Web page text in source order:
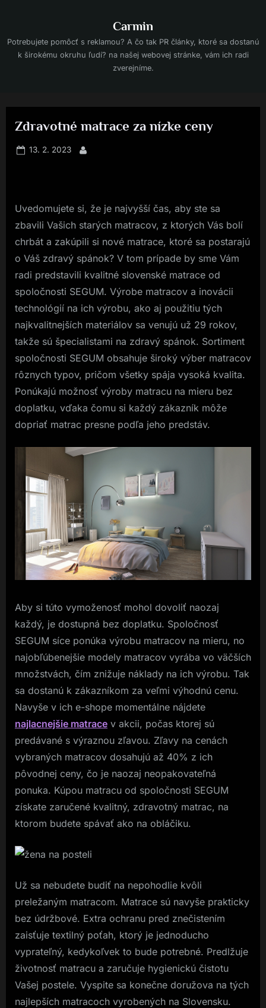
content
Carmin
Potrebujete pomôcť s reklamou? A čo tak PR články, ktoré sa dostanú
k širokému okruhu ľudí? na našej webovej stránke, vám ich radi
zverejníme.
Zdravotné matrace za nízke ceny
Posted
13. 2. 2023
Uvedomujete si, že je najvyšší čas, aby ste sa
zbavili Vašich starých matracov, z ktorých Vás bolí
chrbát a zakúpili si nové matrace, ktoré sa postarajú
o Váš zdravý spánok? V tom prípade by sme Vám
radi predstavili kvalitné slovenské matrace od
spoločnosti SEGUM. Výrobe matracov a inovácii
technológií na ich výrobu, ako aj použitiu tých
najkvalitnejších materiálov sa venujú už 29 rokov,
takže sú špecialistami na zdravý spánok. Sortiment
spoločnosti SEGUM obsahuje široký výber matracov
rôznych typov, pričom všetky spája vysoká kvalita.
Ponúkajú možnosť výroby matracu na mieru bez
doplatku, vďaka čomu si každý zákazník môže
dopriať matrac presne podľa jeho predstáv.
Aby si túto vymoženosť mohol dovoliť naozaj
každý, je dostupná bez doplatku. Spoločnosť
SEGUM síce ponúka výrobu matracov na mieru, no
najobľúbenejšie modely matracov vyrába vo väčších
množstvách, čím znižuje náklady na ich výrobu. Tak
sa dostanú k zákazníkom za veľmi výhodnú cenu.
Navyše v ich e-shope momentálne nájdete
najlacnejšie matrace v akcii, počas ktorej sú
predávané s výraznou zľavou. Zľavy na cenách
vybraných matracov dosahujú až 40% z ich
pôvodnej ceny, čo je naozaj neopakovateľná
ponuka. Kúpou matracu od spoločnosti SEGUM
získate zaručené kvalitný, zdravotný matrac, na
ktorom budete spávať ako na obláčiku.
Už sa nebudete budiť na nepohodlie kvôli
preležaným matracom. Matrace sú navyše prakticky
bez údržbové. Extra ochranu pred znečistením
zaisťuje textilný poťah, ktorý je jednoducho
vyprateľný, kedykoľvek to bude potrebné. Predlžuje
životnosť matracu a zaručuje hygienickú čistotu
Vašej postele. Vyspite sa konečne doružova na tých
najlepších matracoch vyrobených na Slovensku.